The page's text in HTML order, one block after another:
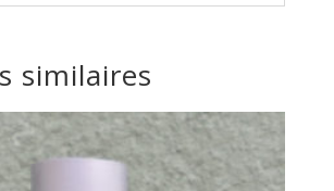
similaires